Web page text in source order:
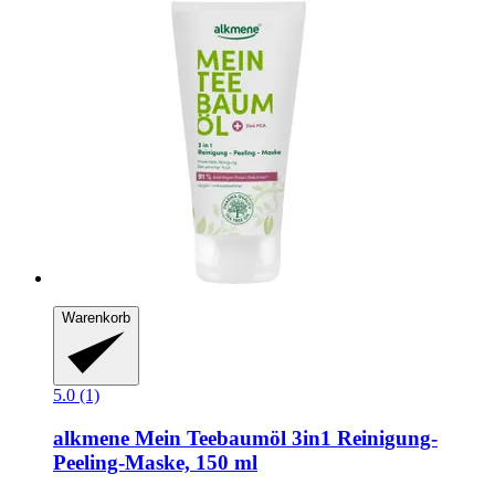
Warenkorb
5.0 (1)
alkmene Mein Teebaumöl 3in1 Reinigung-​
Peeling-​Maske, 150 ml